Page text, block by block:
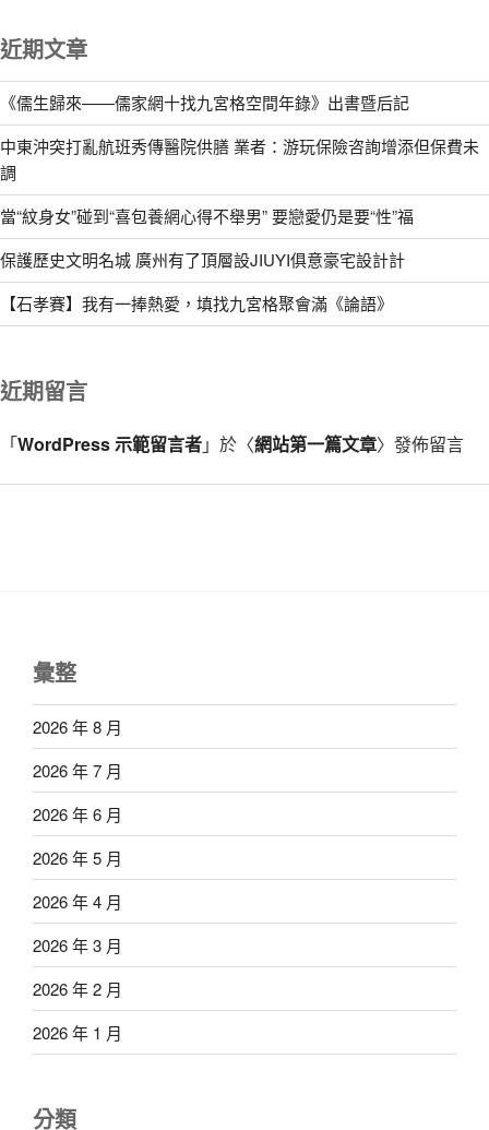
近期文章
《儒生歸來——儒家網十找九宮格空間年錄》出書暨后記
中東沖突打亂航班秀傳醫院供膳 業者：游玩保險咨詢增添但保費未
調
當“紋身女”碰到“喜包養網心得不舉男” 要戀愛仍是要“性”福
保護歷史文明名城 廣州有了頂層設JIUYI俱意豪宅設計計
【石孝賽】我有一捧熱愛，填找九宮格聚會滿《論語》
近期留言
「WordPress 示範留言者」於〈網站第一篇文章〉發佈留言
彙整
2026 年 8 月
2026 年 7 月
2026 年 6 月
2026 年 5 月
2026 年 4 月
2026 年 3 月
2026 年 2 月
2026 年 1 月
分類